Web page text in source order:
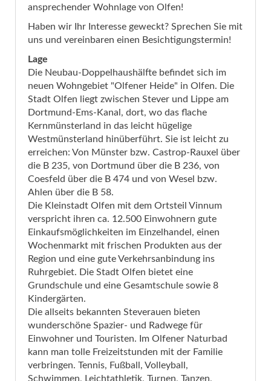
ansprechender Wohnlage von Olfen!
Haben wir Ihr Interesse geweckt? Sprechen Sie mit
uns und vereinbaren einen Besichtigungstermin!
Lage
Die Neubau-Doppelhaushälfte befindet sich im
neuen Wohngebiet "Olfener Heide" in Olfen. Die
Stadt Olfen liegt zwischen Stever und Lippe am
Dortmund-Ems-Kanal, dort, wo das flache
Kernmünsterland in das leicht hügelige
Westmünsterland hinüberführt. Sie ist leicht zu
erreichen: Von Münster bzw. Castrop-Rauxel über
die B 235, von Dortmund über die B 236, von
Coesfeld über die B 474 und von Wesel bzw.
Ahlen über die B 58.
Die Kleinstadt Olfen mit dem Ortsteil Vinnum
verspricht ihren ca. 12.500 Einwohnern gute
Einkaufsmöglichkeiten im Einzelhandel, einen
Wochenmarkt mit frischen Produkten aus der
Region und eine gute Verkehrsanbindung ins
Ruhrgebiet. Die Stadt Olfen bietet eine
Grundschule und eine Gesamtschule sowie 8
Kindergärten.
Die allseits bekannten Steverauen bieten
wunderschöne Spazier- und Radwege für
Einwohner und Touristen. Im Olfener Naturbad
kann man tolle Freizeitstunden mit der Familie
verbringen. Tennis, Fußball, Volleyball,
Schwimmen, Leichtathletik, Turnen, Tanzen,